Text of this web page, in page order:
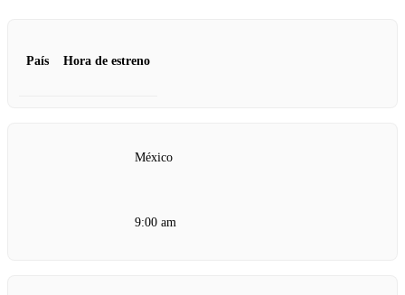
País Hora de estreno
México
9:00 am